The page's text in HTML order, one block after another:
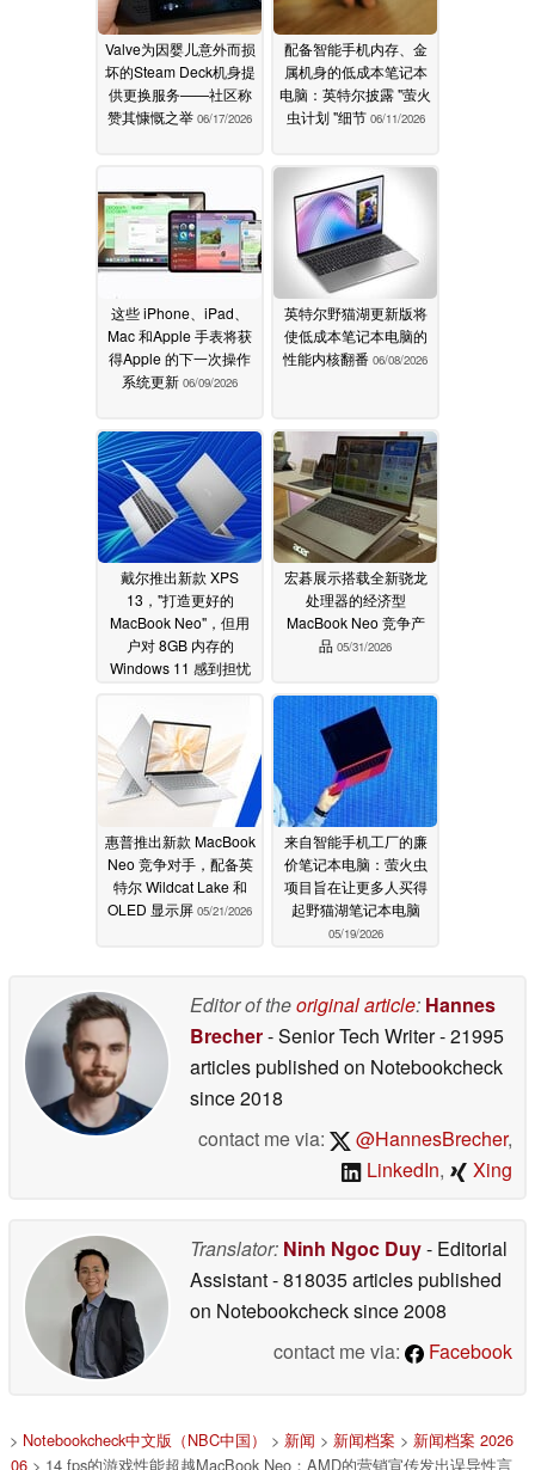
Valve为因婴儿意外而损
坏的Steam Deck机身提
供更换服务——社区称
赞其慷慨之举 06/17/2026
配备智能手机内存、金
属机身的低成本笔记本
电脑：英特尔披露 "萤火
虫计划 "细节 06/11/2026
这些 iPhone、iPad、
Mac 和Apple 手表将获
得Apple 的下一次操作
系统更新 06/09/2026
英特尔野猫湖更新版将
使低成本笔记本电脑的
性能内核翻番 06/08/2026
戴尔推出新款 XPS
13，"打造更好的
MacBook Neo"，但用
户对 8GB 内存的
Windows 11 感到担忧
宏碁展示搭载全新骁龙
处理器的经济型
MacBook Neo 竞争产
品 05/31/2026
惠普推出新款 MacBook
Neo 竞争对手，配备英
特尔 Wildcat Lake 和
OLED 显示屏 05/21/2026
来自智能手机工厂的廉
价笔记本电脑：萤火虫
项目旨在让更多人买得
起野猫湖笔记本电脑
05/19/2026
Editor of theoriginal article: Hannes
Brecher- Senior Tech Writer- 21995
articles published on Notebookcheck
since 2018
contact me via:
@HannesBrecher,
LinkedIn, Xing
Translator: Ninh Ngoc Duy- Editorial
Assistant- 818035 articles published
on Notebookchecksince 2008
contact me via:
Facebook
> Notebookcheck中文版（NBC中国） > 新闻 > 新闻档案 > 新闻档案 2026
06 > 14 fps的游戏性能超越MacBook Neo：AMD的营销宣传发出误导性言